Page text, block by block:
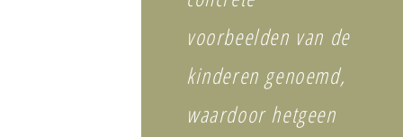
voorbeelden van de
kinderen genoemd,
waardoor hetgeen